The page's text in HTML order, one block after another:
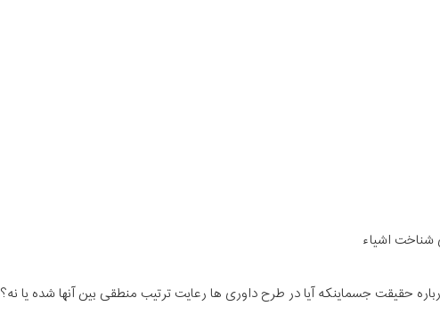
شناخت اشیاء
حقیقت جسماینکه آیا در طرح داوری ها رعایت ترتیب منطقی بین آنها شده یا نه؟